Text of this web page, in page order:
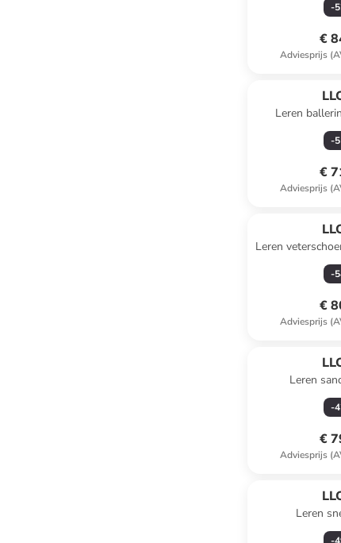
-
€
Adviesprijs
Leren
-
€
Adviesprijs
Leren
-
€
Adviesprijs
Leren
-
€
Adviesprijs
Leren